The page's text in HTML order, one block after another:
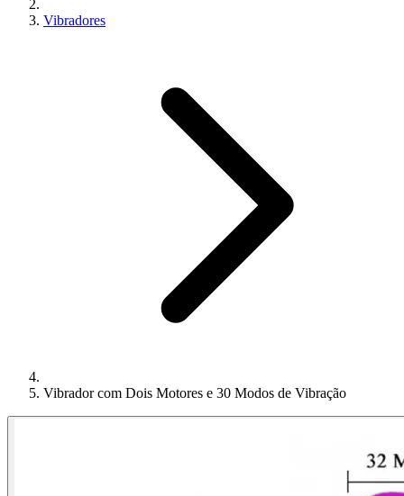
Vibradores
Vibrador com Dois Motores e 30 Modos de Vibração